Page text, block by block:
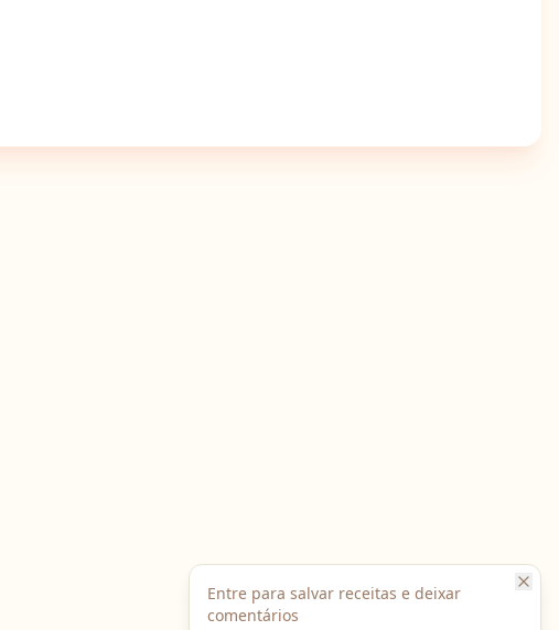
Entre para salvar receitas e deixar
comentários